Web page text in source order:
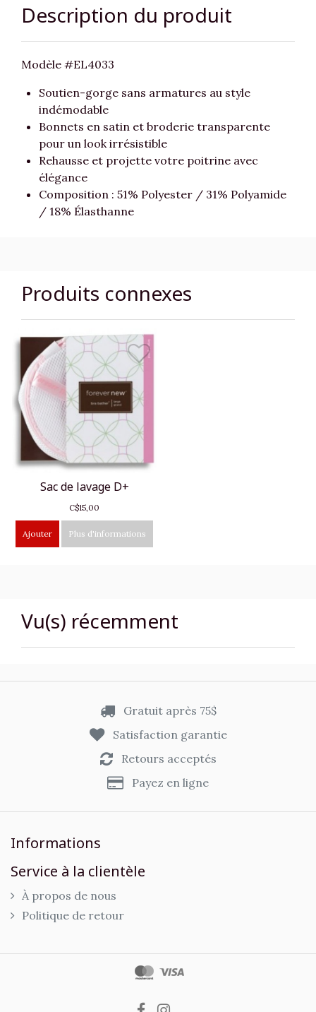
Description du produit
Modèle #EL4033
Soutien-gorge sans armatures au style
indémodable
Bonnets en satin et broderie transparente
pour un look irrésistible
Rehausse et projette votre poitrine avec
élégance
Composition : 51% Polyester / 31% Polyamide
/ 18% Élasthanne
Produits connexes
Sac de lavage D+
C$15,00
Ajouter Plus d'informations
Vu(s) récemment
Gratuit après 75$
Satisfaction garantie
Retours acceptés
Payez en ligne
Informations
Service à la clientèle
À propos de nous
Politique de retour